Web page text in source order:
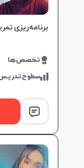
برنامه‌ریزی
تخصص‌ها